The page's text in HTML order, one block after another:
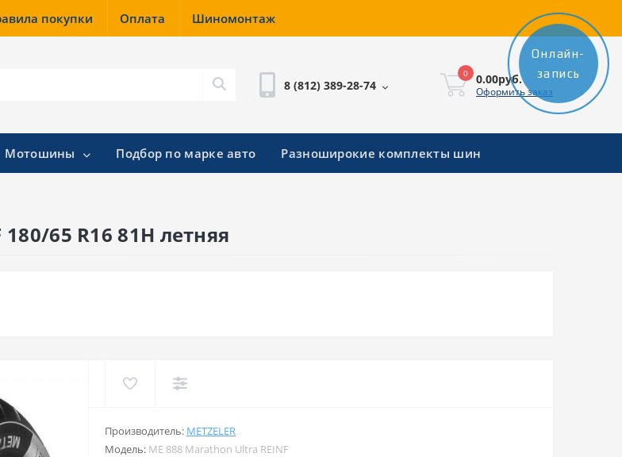
покупки Оплата Шиномонтаж
8 (812) 389-28-74
0 0.00руб.
Оформить заказ
Мотошины Подбор по марке авто Разноширокие комплекты шин
65 R16 81H летняя
Производитель: METZELER
Модель: ME 888 Marathon Ultra REINF
Онлайн-
запись